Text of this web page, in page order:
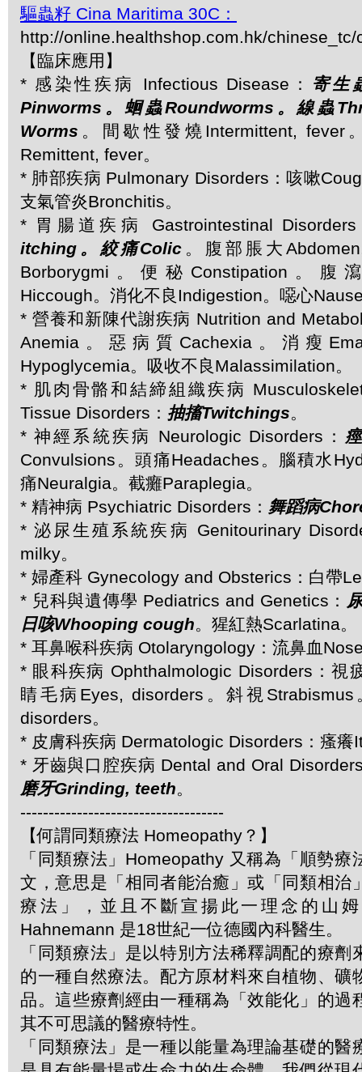
驅蟲籽 Cina Maritima 30C：
http://online.healthshop.com.hk/
【臨床應用】
* 感染性疾病 Infectious Disease： 寄生
Pinworms。蛔蟲Roundworms。線蟲
Worms 。間歇性發燒Intermittent, fever
Remittent, fever。
* 肺部疾病 Pulmonary Disorders：咳嗽
支氣管炎Bronchitis。
* 胃腸道疾病 Gastrointestinal
itching。絞痛Colic 。腹部脹大
Borborygmi。便秘Constipation。腹
Hiccough。消化不良Indigestion。噁心
* 營養和新陳代謝疾病 Nutrition and
Anemia。惡病質Cachexia。消瘦
Hypoglycemia。吸收不良Malassimilation。
* 肌肉骨骼和結締組織疾病
Tissue Disorders： 抽搐Twitchings。
* 神經系統疾病 Neurologic Disorders：
Convulsions。頭痛Headaches。腦積水
痛Neuralgia。截癱Paraplegia。
* 精神病 Psychiatric Disorders： 舞蹈病
* 泌尿生殖系統疾病 Genitourinary
milky。
* 婦產科 Gynecology and Obsterics：白帶
* 兒科與遺傳學 Pediatrics and Genetics：
日咳Whooping cough。猩紅熱Scarlatina。
* 耳鼻喉科疾病 Otolaryngology：流鼻血
* 眼科疾病 Ophthalmologic Disorders：視
睛毛病Eyes, disorders。斜視
disorders。
* 皮膚科疾病 Dermatologic Disorders：瘙癢
* 牙齒與口腔疾病 Dental and Oral
磨牙Grinding, teeth。
------------------------------------
【何謂同類療法 Homeopathy？】
「同類療法」Homeopathy 又稱為「順勢療
文，意思是「相同者能治癒」或「同類相治
療法」，並且不斷宣揚此一理念的山
Hahnemann 是18世紀一位德國內科醫生。
「同類療法」是以特別方法稀釋調配的療劑
的一種自然療法。配方原材料來自植物、礦
品。這些療劑經由一種稱為「效能化」的過
其不可思議的醫療特性。
「同類療法」是一種以能量為理論基礎的醫